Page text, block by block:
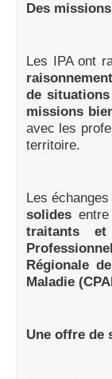
Des
Les IPA ont
raisonnement
de
missions
avec les
territoire.
Les
solides
traitants
Régionale
Maladie
Une offre de